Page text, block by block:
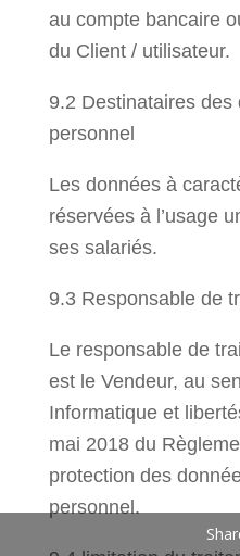
au compte bancaire
du Client / utilisateur.
9.2 Destinataires
personnel
Les données à
réservées à l’usage
ses salariés.
9.3 Responsable de
Le responsable de
est le Vendeur, au
Informatique et
mai 2018 du
protection des
personnel.